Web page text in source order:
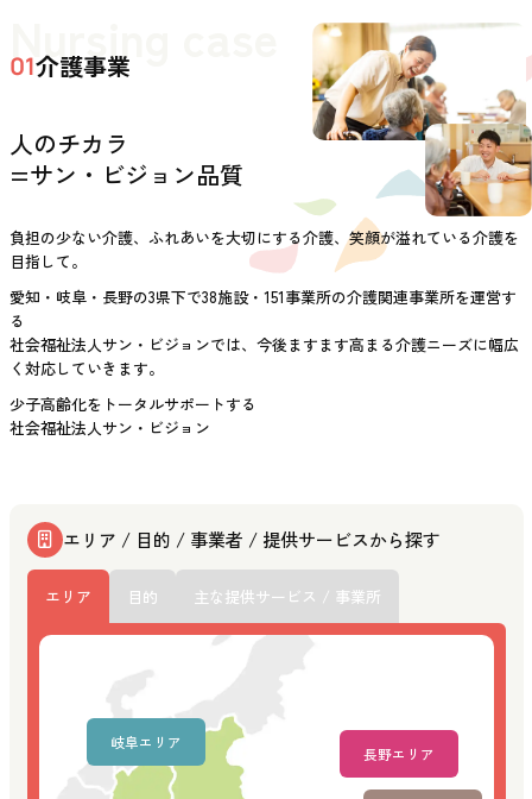
Nursing case
01介護事業
人のチカラ
=サン・ビジョン品質
負担の少ない介護、ふれあいを大切にする介護、笑顔が溢れている介護を
目指して。
愛知・岐阜・長野の3県下で38施設・151事業所の介護関連事業所を運営す
る
社会福祉法人サン・ビジョンでは、今後ますます高まる介護ニーズに幅広
く対応していきます。
少子高齢化をトータルサポートする
社会福祉法人サン・ビジョン
エリア / 目的 / 事業者 / 提供サービスから探す
エリア 目的 主な提供サービス / 事業所
岐阜エリア
長野エリア